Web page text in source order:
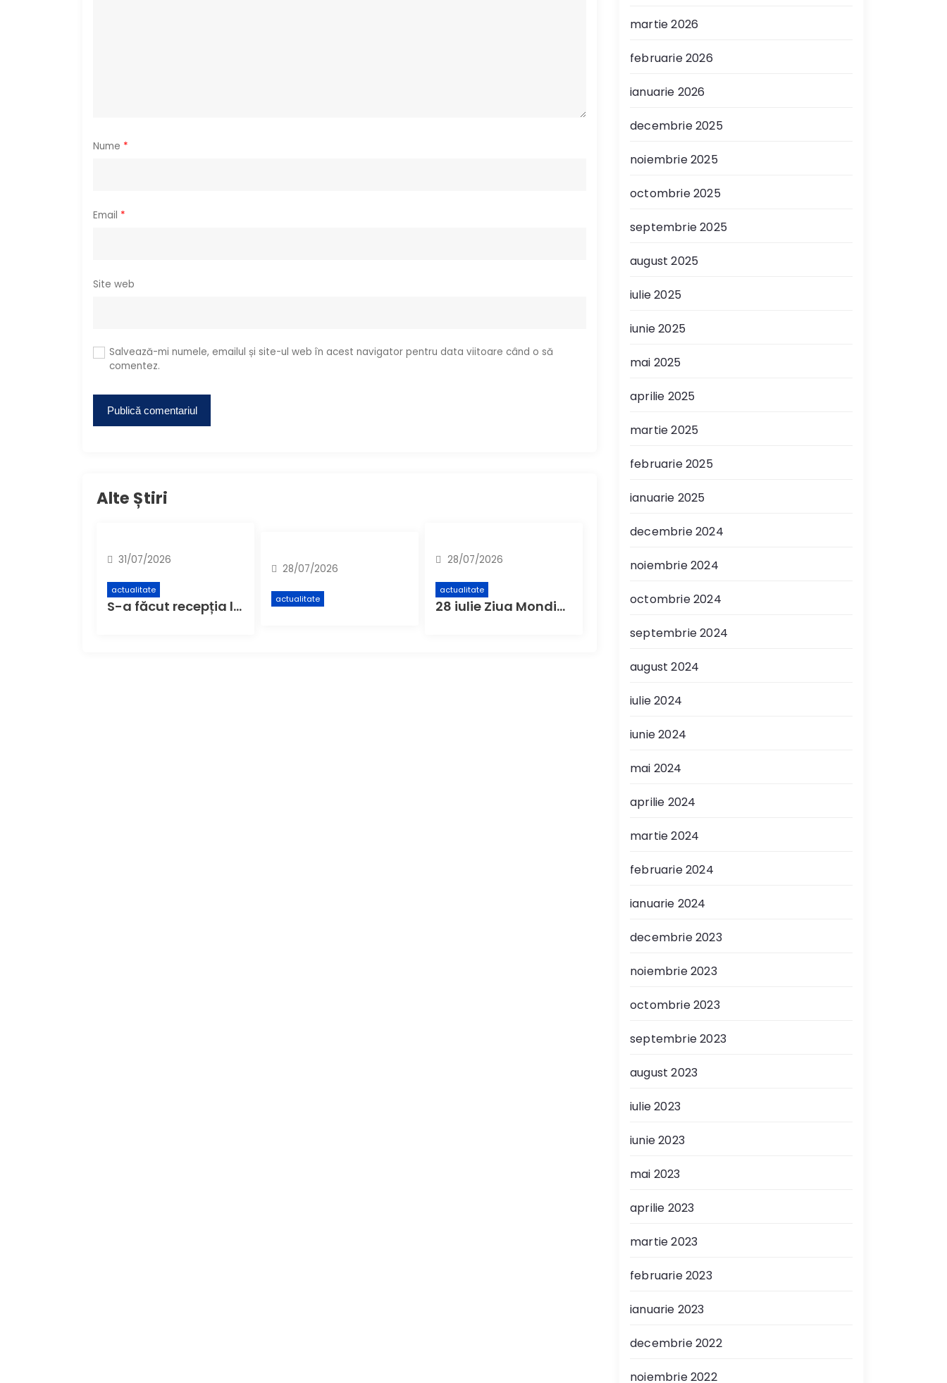
i
o
e
Nume *
Email *
Site web
Salvează-mi numele, emailul și site-ul web în acest navigator pentru data viitoare când o să
comentez.
Alte Știri
31/07/2026
actualitate
S-a făcut recepția la,,Centrul de colectare cu aport voluntar” (CAV), unde buzoienii pot aduce deșeuri care nu încap în pubela de acasă
28/07/2026
actualitate
28/07/2026
actualitate
28 iulie Ziua Mondială de Luptă Împotriva Hepatitei
martie 2026
februarie 2026
ianuarie 2026
decembrie 2025
noiembrie 2025
octombrie 2025
septembrie 2025
august 2025
iulie 2025
iunie 2025
mai 2025
aprilie 2025
martie 2025
februarie 2025
ianuarie 2025
decembrie 2024
noiembrie 2024
octombrie 2024
septembrie 2024
august 2024
iulie 2024
iunie 2024
mai 2024
aprilie 2024
martie 2024
februarie 2024
ianuarie 2024
decembrie 2023
noiembrie 2023
octombrie 2023
septembrie 2023
august 2023
iulie 2023
iunie 2023
mai 2023
aprilie 2023
martie 2023
februarie 2023
ianuarie 2023
decembrie 2022
noiembrie 2022